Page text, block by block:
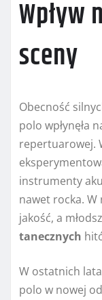
sceny
Obecność
polo wpłynęła
repertuarowej.
instrumenty
nawet rocka. W
jakość, a
tanecznych
W ostatnich
polo w nowej